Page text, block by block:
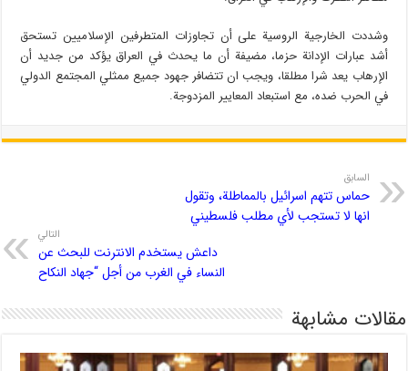
وشددت الخارجية الروسية على أن تجاوزات المتطرفين الإسلاميين تستحق
أشد عبارات الإدانة حزما، مضيفة أن ما يحدث في العراق يؤكد من جديد أن
الإرهاب يعد شرا مطلقا، ويجب ان تتضافر جهود جميع ممثلي المجتمع الدولي
في الحرب ضده، مع استبعاد المعايير المزدوجة.
السابق
حماس تتهم اسرائيل بالمماطلة، وتقول
انها لا تستجب لأي مطلب فلسطيني
التالي
داعش يستخدم الانترنت للبحث عن
النساء في الغرب من أجل “جهاد النكاح
مقالات مشابهة